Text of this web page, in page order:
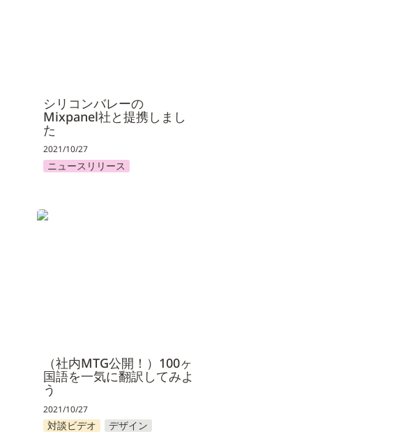
シリコンバレーの
Mixpanel社と提携しまし
た
2021/10/27
ニュースリリース
（社内MTG公開！）100ヶ国語を
（社内MTG公開！）100ヶ
国語を一気に翻訳してみよ
う
2021/10/27
対談ビデオ デザイン